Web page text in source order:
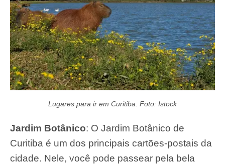
Lugares para ir em Curitiba. Foto: Istock
Jardim Botânico: O Jardim Botânico de
Curitiba é um dos principais cartões-postais da
cidade. Nele, você pode passear pela bela